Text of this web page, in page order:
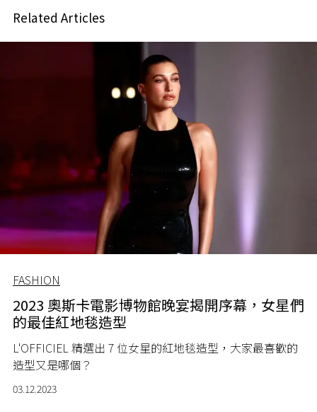
Related Articles
FASHION
2023 奧斯卡電影博物館晚宴揭開序幕，女星們
的最佳紅地毯造型
L'OFFICIEL 精選出 7 位女星的紅地毯造型，大家最喜歡的
造型又是哪個？
03.12.2023